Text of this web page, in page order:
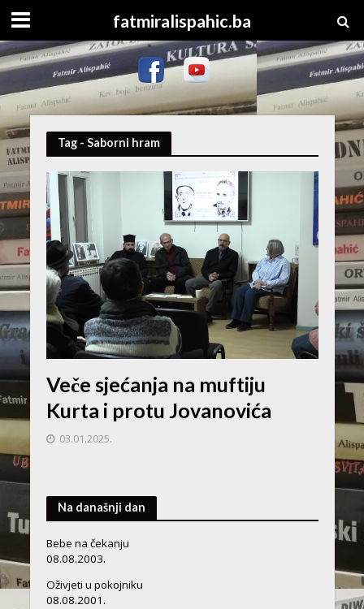
fatmiralispahic.ba
Tag - Saborni hram
Veče sjećanja na muftiju
Kurta i protu Jovanovića
03.01.2025.
Na današnji dan
Bebe na čekanju
08.08.2003.
Oživjeti u pokojniku
08.08.2001.